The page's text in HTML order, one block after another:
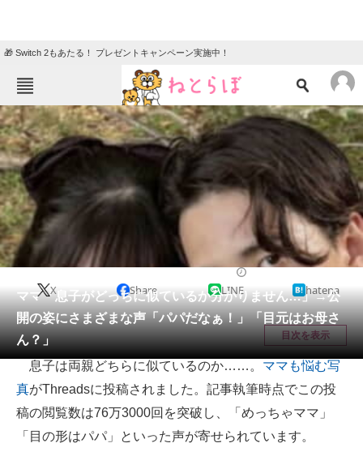
🎁 Switch 2もあたる！ プレゼントキャンペーン実施中！
ねとらぼメニュー
TOP ニュース
エンタメ
グルメ 地域
住まい
動物 リサーチ
会員記事
メディア
注目記事を集めた総合ページ
ITの今と未来を見通す
スマホと通信の最新トレンド
ママ「息子がどっちに似ているか分かりません…」→公
開の姿にさまざまな声「パパだなぁ！」「目元はお母さ
ん？」
X Share LINE hatena
目次を表示
息子は両親どちらに似ているのか……。 ママも悩む写
真がThreadsに投稿されました。記事執筆時点でこの投
稿の閲覧数は76万3000回を突破し、「めっちゃママ」
「目の形はパパ」といった声が寄せられています。